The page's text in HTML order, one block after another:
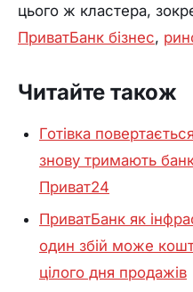
цього ж кластера,
ПриватБанк бізнес,
Читайте також
Готівка
знову тримають
Приват24
ПриватБанк як
один збій може
цілого дня продажів